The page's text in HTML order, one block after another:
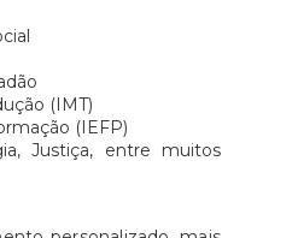
(IMT)
(IEFP)
Justiça, entre muitos